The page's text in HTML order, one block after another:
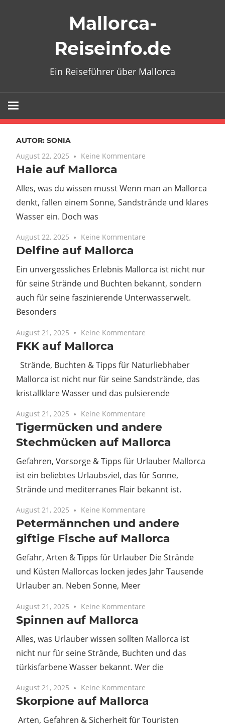
Mallorca-
Reiseinfo.de
Ein Reiseführer über Mallorca
AUTOR: SONIA
August 22, 2025 Keine Kommentare
Haie auf Mallorca
Alles, was du wissen musst Wenn man an Mallorca
denkt, fallen einem Sonne, Sandstrände und klares
Wasser ein. Doch was
August 22, 2025 Keine Kommentare
Delfine auf Mallorca
Ein unvergessliches Erlebnis Mallorca ist nicht nur
für seine Strände und Buchten bekannt, sondern
auch für seine faszinierende Unterwasserwelt.
Besonders
August 21, 2025 Keine Kommentare
FKK auf Mallorca
Strände, Buchten & Tipps für Naturliebhaber
Mallorca ist nicht nur für seine Sandstrände, das
kristallklare Wasser und das pulsierende
August 21, 2025 Keine Kommentare
Tigermücken und andere
Stechmücken auf Mallorca
Gefahren, Vorsorge & Tipps für Urlauber Mallorca
ist ein beliebtes Urlaubsziel, das für Sonne,
Strände und mediterranes Flair bekannt ist.
August 21, 2025 Keine Kommentare
Petermännchen und andere
giftige Fische auf Mallorca
Gefahr, Arten & Tipps für Urlauber Die Strände
und Küsten Mallorcas locken jedes Jahr Tausende
Urlauber an. Neben Sonne, Meer
August 21, 2025 Keine Kommentare
Spinnen auf Mallorca
Alles, was Urlauber wissen sollten Mallorca ist
nicht nur für seine Strände, Buchten und das
türkisfarbene Wasser bekannt. Wer die
August 21, 2025 Keine Kommentare
Skorpione auf Mallorca
Arten, Gefahren & Sicherheit für Touristen